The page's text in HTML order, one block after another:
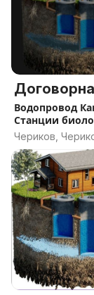
Водопровод
Станции
очистки
Чериков,
район,
область